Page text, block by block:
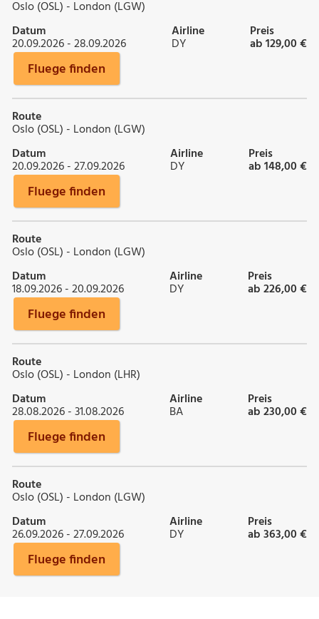
Oslo (OSL) - London (LGW)
Datum
20.09.2026 - 28.09.2026
Airline
DY
Preis
ab 129,00 €
Fluege finden
Route
Oslo (OSL) - London (LGW)
Datum
20.09.2026 - 27.09.2026
Airline
DY
Preis
ab 148,00 €
Fluege finden
Route
Oslo (OSL) - London (LGW)
Datum
18.09.2026 - 20.09.2026
Airline
DY
Preis
ab 226,00 €
Fluege finden
Route
Oslo (OSL) - London (LHR)
Datum
28.08.2026 - 31.08.2026
Airline
BA
Preis
ab 230,00 €
Fluege finden
Route
Oslo (OSL) - London (LGW)
Datum
26.09.2026 - 27.09.2026
Airline
DY
Preis
ab 363,00 €
Fluege finden